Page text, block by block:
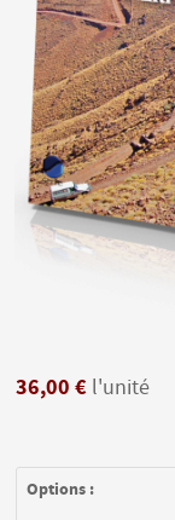
36,00 € l'unité
Options :